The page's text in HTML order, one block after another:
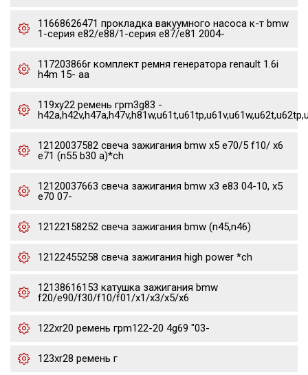
11668626471 прокладка вакуумного насоса к-т bmw
1-серия e82/e88/1-серия e87/e81 2004-
117203866r комплект ремня генератора renault 1.6i
h4m 15- aa
119xy22 ремень грm3g83 -
12120037582 свеча зажигания bmw x5 e70/5 f10/ x6
e71 (n55 b30 a)*ch
12120037663 свеча зажигания bmw x3 e83 04-10, x5
e70 07-
12122158252 свеча зажигания bmw (n45,n46)
12122455258 свеча зажигания high power *ch
12138616153 катушка зажигания bmw
f20/e90/f30/f10/f01/x1/x3/x5/x6
122xr20 ремень грm122-20 4g69 "03-
123xr28 ремень г